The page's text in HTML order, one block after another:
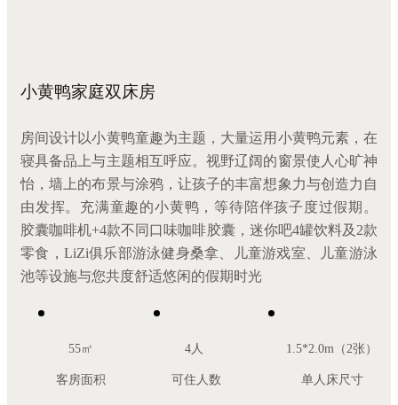
小黄鸭家庭双床房
房间设计以小黄鸭童趣为主题，大量运用小黄鸭元素，在
寝具备品上与主题相互呼应。视野辽阔的窗景使人心旷神
怡，墙上的布景与涂鸦，让孩子的丰富想象力与创造力自
由发挥。充满童趣的小黄鸭，等待陪伴孩子度过假期。
胶囊咖啡机+4款不同口味咖啡胶囊，迷你吧4罐饮料及2款
零食，LiZi俱乐部游泳健身桑拿、儿童游戏室、儿童游泳
池等设施与您共度舒适悠闲的假期时光
55㎡
客房面积
4人
可住人数
1.5*2.0m（2张）
单人床尺寸